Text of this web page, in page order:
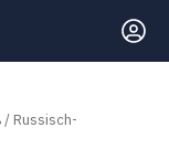
/ Russisch-